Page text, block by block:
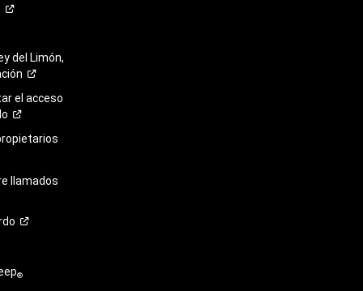
del Limón,
el acceso
llamados
®